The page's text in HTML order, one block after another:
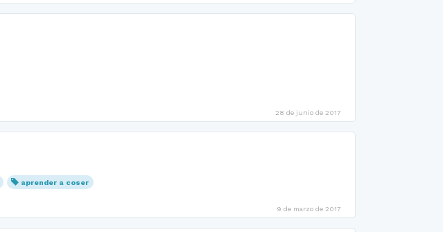
28 de junio de 2017
aprender a coser
9 de marzo de 2017